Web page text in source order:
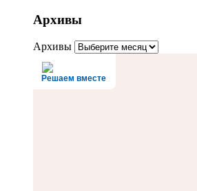
Архивы
Архивы
Решаем вместе